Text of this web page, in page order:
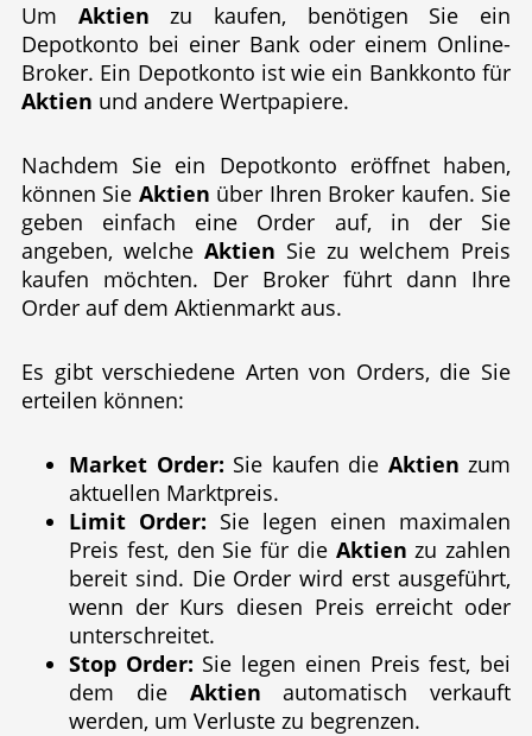
Um Aktien zu kaufen, benötigen Sie ein
Depotkonto bei einer Bank oder einem Online-
Broker. Ein Depotkonto ist wie ein Bankkonto für
Aktien und andere Wertpapiere.
Nachdem Sie ein Depotkonto eröffnet haben,
können Sie Aktien über Ihren Broker kaufen. Sie
geben einfach eine Order auf, in der Sie
angeben, welche Aktien Sie zu welchem Preis
kaufen möchten. Der Broker führt dann Ihre
Order auf dem Aktienmarkt aus.
Es gibt verschiedene Arten von Orders, die Sie
erteilen können:
Market Order: Sie kaufen die Aktien zum
aktuellen Marktpreis.
Limit Order: Sie legen einen maximalen
Preis fest, den Sie für die Aktien zu zahlen
bereit sind. Die Order wird erst ausgeführt,
wenn der Kurs diesen Preis erreicht oder
unterschreitet.
Stop Order: Sie legen einen Preis fest, bei
dem die Aktien automatisch verkauft
werden, um Verluste zu begrenzen.